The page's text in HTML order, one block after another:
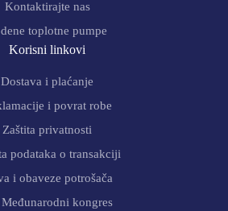
Kontaktirajte nas
toplotne pumpe
Korisni linkovi
Dostava i plaćanje
i povrat robe
Zaštita privatnosti
podataka o transakciji
i obaveze potrošača
kongres